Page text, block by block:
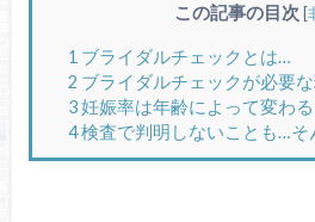
この記事の目次 [
1ブライダルチェックとは…
2 ブライダルチェックが必要
3妊娠率は年齢によって変わる
4検査で判明しないことも…そ